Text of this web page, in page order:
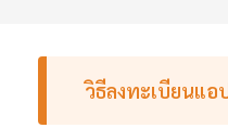
วิธีลงทะเบียนแอ